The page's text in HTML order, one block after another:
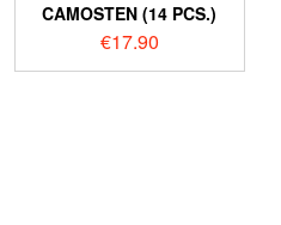
CAMOSTEN (14 PCS.)
€17.90